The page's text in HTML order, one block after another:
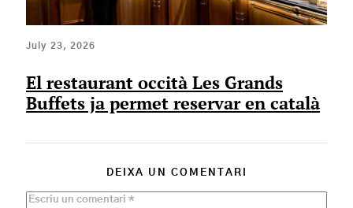
July 23, 2026
El restaurant occità Les Grands
Buffets ja permet reservar en català
DEIXA UN COMENTARI